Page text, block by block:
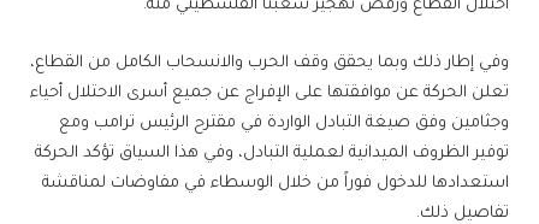
احتلال القطاع ورفض تهجير شعبنا الفلسطيني منه.
وفي إطار ذلك وبما يحقق وقف الحرب والانسحاب الكامل من القطاع،
تعلن الحركة عن موافقتها على الإفراج عن جميع أسرى الاحتلال أحياء
وجثامين وفق صيغة التبادل الواردة في مقترح الرئيس ترامب ومع
توفير الظروف الميدانية لعملية التبادل، وفي هذا السياق تؤكد الحركة
استعدادها للدخول فوراً من خلال الوسطاء في مفاوضات لمناقشة
تفاصيل ذلك.